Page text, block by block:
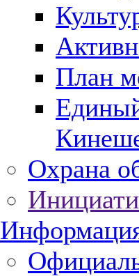
План
Охрана